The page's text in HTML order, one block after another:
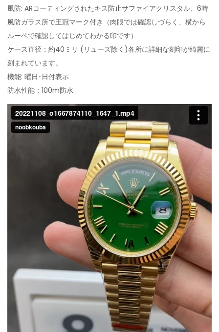
風防: ARコーティングされたキス防止サファイアクリスタル、6時
風防ガラス所で王冠マーク付き（肉眼では確認しづらく、横から
ルーペで確認してはじめてわかる印です）
ケース直径：約40ミリ (リューズ除く)各所に詳細な刻印が綺麗に
刻まれています。
機能: 曜日･日付表示
防水性能：100m防水